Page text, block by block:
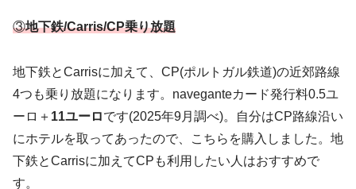
③地下鉄/Carris/CP乗り放題
地下鉄とCarrisに加えて、CP(ポルトガル鉄道)の近郊路線
4つも乗り放題になります。naveganteカード発行料0.5ユ
ーロ＋ 11ユーロです(2025年9月調べ)。自分はCP路線沿い
にホテルを取ってあったので、こちらを購入しました。地
下鉄とCarrisに加えてCPも利用したい人はおすすめで
す。